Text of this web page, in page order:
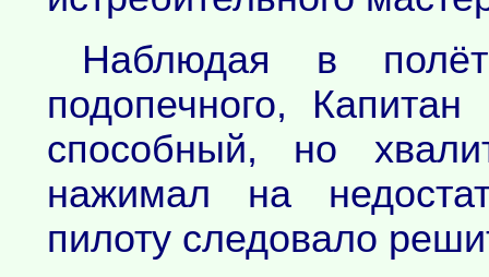
Наблюдая в
подопечного,
способный, но
нажимал на
пилоту следовало